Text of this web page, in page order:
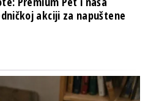
akciji za napuštene